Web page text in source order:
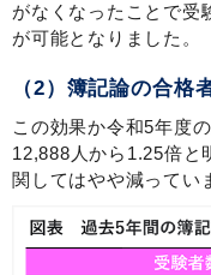
がなくなったことで受
が可能となりました。
（2）簿記論の合格
この効果か令和5年度
12,888人から1.25倍と
関してはやや減ってい